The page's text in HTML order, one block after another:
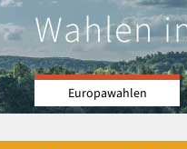
Wahlen
Europawahlen